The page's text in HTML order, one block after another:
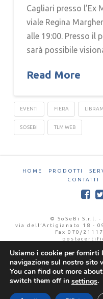
Cagliari presso l’Ex
viale Regina
alle 19:00. Presso il
sarà possibile
Read More
EVENTI FIERA LIBRAMI
SOSEBI TLM WEB
HOME PRODOTTI
CONTATTI
© SoSeBi
via dell’Artigianato 18 -
Fax 070/
Usiamo i cookie per fornirti
navigazione sul nostro sito
You can find out more
switch them off in settings.